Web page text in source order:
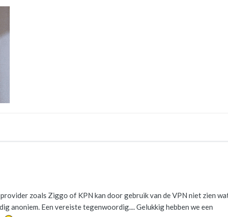
zoals Ziggo of KPN kan door gebruik van de VPN niet zien
anoniem. Een vereiste tegenwoordig.... Gelukkig hebben we een